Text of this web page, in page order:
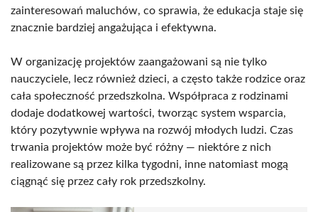
zainteresowań maluchów, co sprawia, że edukacja staje się
znacznie bardziej angażująca i efektywna.
W organizację projektów zaangażowani są nie tylko
nauczyciele, lecz również dzieci, a często także rodzice oraz
cała społeczność przedszkolna. Współpraca z rodzinami
dodaje dodatkowej wartości, tworząc system wsparcia,
który pozytywnie wpływa na rozwój młodych ludzi. Czas
trwania projektów może być różny — niektóre z nich
realizowane są przez kilka tygodni, inne natomiast mogą
ciągnąć się przez cały rok przedszkolny.